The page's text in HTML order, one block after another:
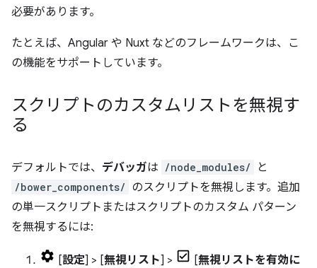
必要があります。
たとえば、Angular や Nuxt などのフレームワークは、こ
の機能をサポートしています。
スクリプトのカスタムリストを無視す
る
デフォルトでは、 デバッガは /node_modules/ と
/bower_components/ のスクリプトを無視します。追加
の単一スクリプトまたはスクリプトのカスタム パターン
を無視するには:
[設定] > [無視リスト] > [無視リストを有効に